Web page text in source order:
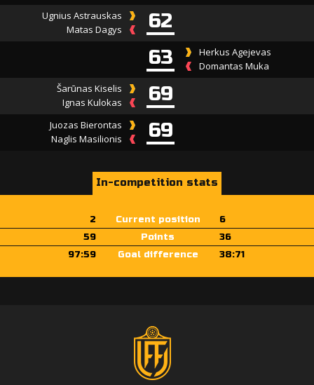
Ugnius Astrauskas
Matas Dagys
62
63
Herkus Agejevas
Domantas Muka
Šarūnas Kiselis
Ignas Kulokas
69
Juozas Bierontas
Naglis Masilionis
69
In-competition stats
2 Current position
6
59
Points
36
97:59
Goal difference 38:71